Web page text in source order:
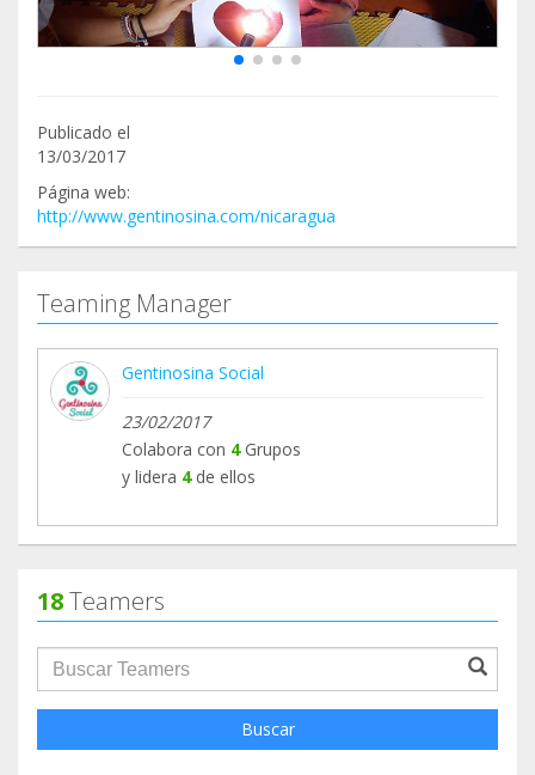
Publicado el
13/03/2017
Página web:
http://www.gentinosina.com/nicaragua
Teaming Manager
Gentinosina Social
23/02/2017
Colabora con 4Grupos
y lidera 4 de ellos
18Teamers
groupProfile.searchForm.search.text???
Buscar